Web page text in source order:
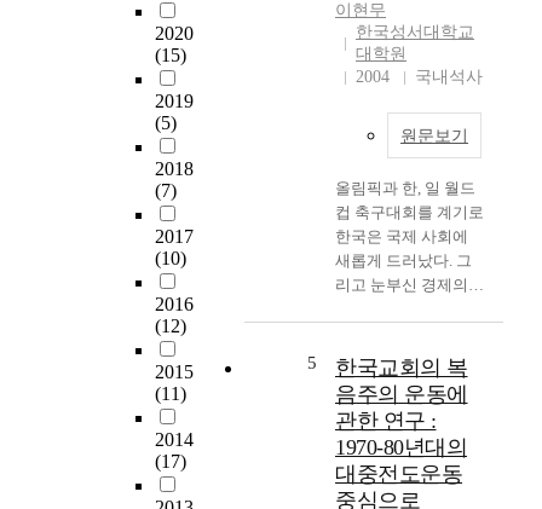
2020
(15)
2019
(5)
2018
(7)
2017
(10)
2016
(12)
2015
(11)
2014
(17)
제
이현무
한국성서대학교
대학원
2004
국내석사
원문보기
올림픽과 한, 일 월드
컵 축구대회를 계기로
한국은 국제 사회에
새롭게 드러났다. 그
리고 눈부신 경제의
그러나 이러한 화려한
배경 뒤에 어두운 단
면이 존재한다. 그것
은 "고아 수출국"이라
는 비난을 듣는다는
현실이다. 국내에서
발생되는 요보호 아동
5
한국교회의 복
음주의 운동에
관한 연구 :
1970-80년대의
대중전도운동
중심으로